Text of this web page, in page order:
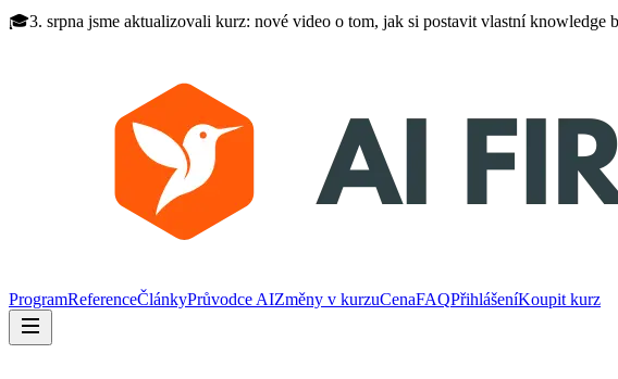
🎓3. srpna jsme aktualizovali kurz: nové video o tom, jak si postavit vlastní knowledge
ProgramReferenceČlánkyPrůvodce AIZměny v kurzuCenaFAQPřihlášeníKoupit kurz